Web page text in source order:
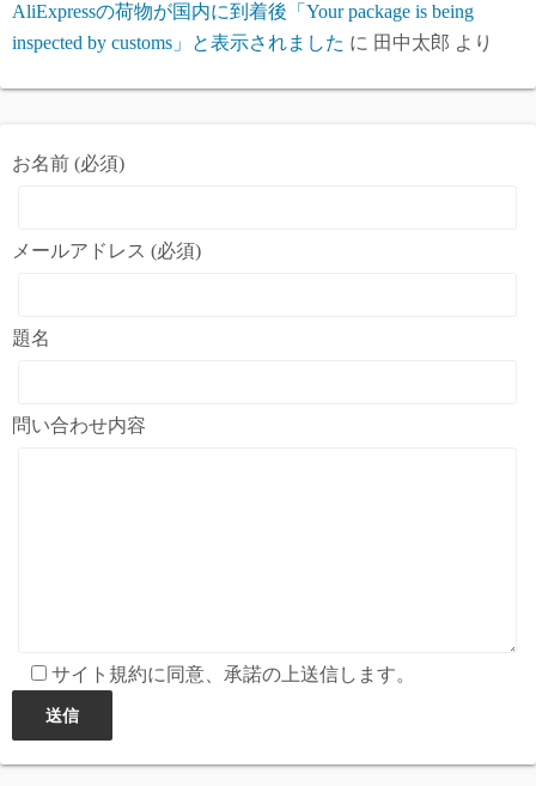
AliExpressの荷物が国内に到着後「Your package is being
inspected by customs」と表示されました に 田中太郎 より
お名前 (必須)
メールアドレス (必須)
題名
問い合わせ内容
サイト規約に同意、承諾の上送信します。